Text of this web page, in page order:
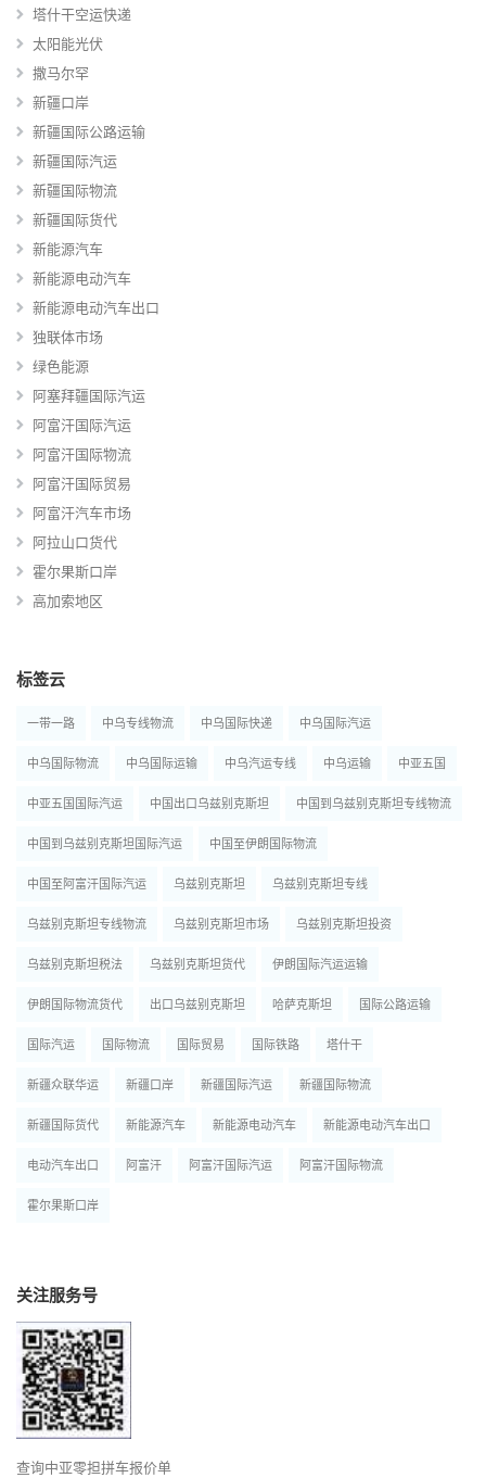
塔什干空运快递
太阳能光伏
撒马尔罕
新疆口岸
新疆国际公路运输
新疆国际汽运
新疆国际物流
新疆国际货代
新能源汽车
新能源电动汽车
新能源电动汽车出口
独联体市场
绿色能源
阿塞拜疆国际汽运
阿富汗国际汽运
阿富汗国际物流
阿富汗国际贸易
阿富汗汽车市场
阿拉山口货代
霍尔果斯口岸
高加索地区
标签云
一带一路 中乌专线物流 中乌国际快递 中乌国际汽运
中乌国际物流 中乌国际运输 中乌汽运专线 中乌运输 中亚五国
中亚五国国际汽运 中国出口乌兹别克斯坦 中国到乌兹别克斯坦专线物流
中国到乌兹别克斯坦国际汽运 中国至伊朗国际物流
中国至阿富汗国际汽运 乌兹别克斯坦 乌兹别克斯坦专线
乌兹别克斯坦专线物流 乌兹别克斯坦市场 乌兹别克斯坦投资
乌兹别克斯坦税法 乌兹别克斯坦货代 伊朗国际汽运运输
伊朗国际物流货代 出口乌兹别克斯坦 哈萨克斯坦 国际公路运输
国际汽运 国际物流 国际贸易 国际铁路 塔什干
新疆众联华运 新疆口岸 新疆国际汽运 新疆国际物流
新疆国际货代 新能源汽车 新能源电动汽车 新能源电动汽车出口
电动汽车出口 阿富汗 阿富汗国际汽运 阿富汗国际物流
霍尔果斯口岸
关注服务号
查询中亚零担拼车报价单